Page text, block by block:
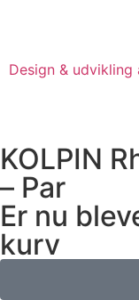
Design &
KOLPIN
– Par
Er nu
kurv